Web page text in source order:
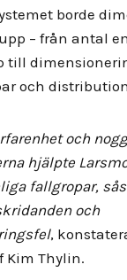
borde
– från antal
till
och
och
hjälpte
fallgropar,
och
,
Kim Thylin.